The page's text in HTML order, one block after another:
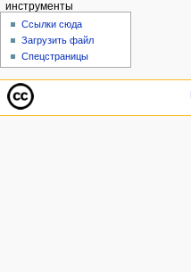
инструменты
Ссылки сюда
Загрузить файл
Спецстраницы